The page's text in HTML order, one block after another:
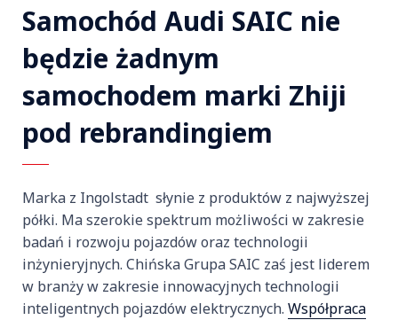
Samochód Audi SAIC nie
będzie żadnym
samochodem marki Zhiji
pod rebrandingiem
Marka z Ingolstadt słynie z produktów z najwyższej
półki. Ma szerokie spektrum możliwości w zakresie
badań i rozwoju pojazdów oraz technologii
inżynieryjnych. Chińska Grupa SAIC zaś jest liderem
w branży w zakresie innowacyjnych technologii
inteligentnych pojazdów elektrycznych. Współpraca